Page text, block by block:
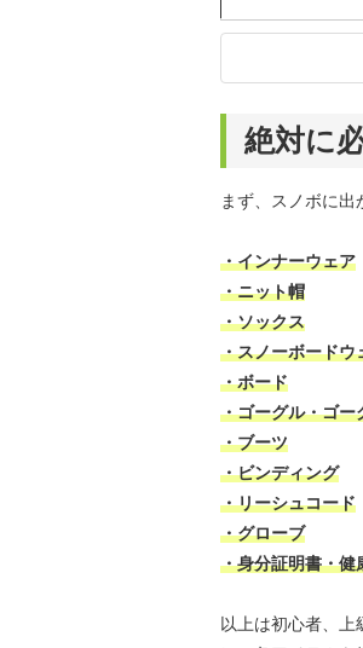
絶対に
まず、スノボに出
・インナーウェア
・ニット帽
・ソックス
・スノーボードウ
・ボード
・ゴーグル・ゴー
・ブーツ
・ビンディング
・リーシュコード
・グローブ
・身分証明書・健
以上は初心者、